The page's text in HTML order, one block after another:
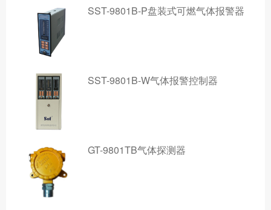
SST-9801B-P盘装式可燃气体报警器
SST-9801B-W气体报警控制器
GT-9801TB气体探测器